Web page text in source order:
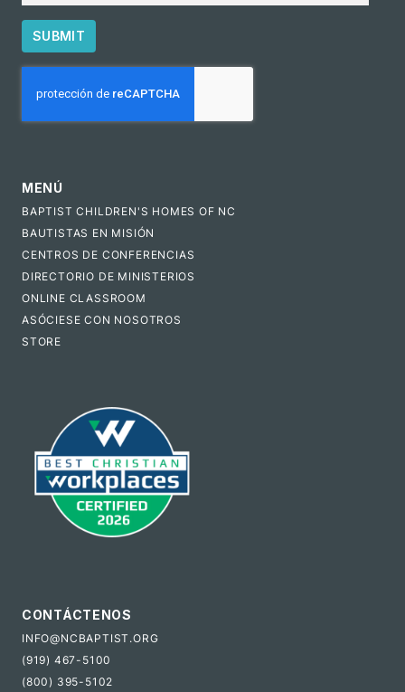
SUBMIT
MENÚ
BAPTIST CHILDREN'S HOMES OF NC
BAUTISTAS EN MISIÓN
CENTROS DE CONFERENCIAS
DIRECTORIO DE MINISTERIOS
ONLINE CLASSROOM
ASÓCIESE CON NOSOTROS
STORE
CONTÁCTENOS
INFO@NCBAPTIST.ORG
(919) 467-5100
(800) 395-5102